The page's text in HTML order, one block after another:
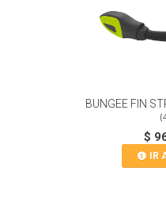
BUNGEE FIN
(
$
IR